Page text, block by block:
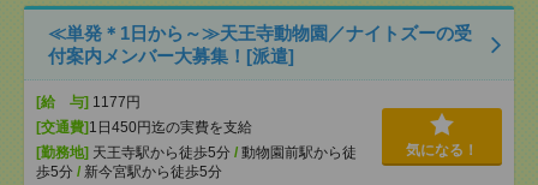
≪単発＊1日から～≫天王寺動物園／ナイトズーの受
付案内メンバー大募集！[派遣]
[給 与] 1177円
[交通費] 1日450円迄の実費を支給
[勤務地] 天王寺駅から徒歩5分 / 動物園前駅から徒
歩5分 / 新今宮駅から徒歩5分
気になる！